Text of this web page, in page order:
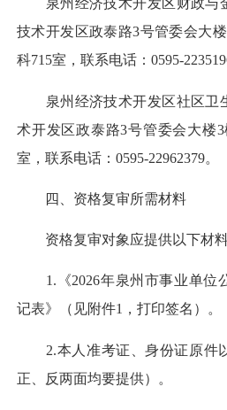
泉州经济技术开发区财政与
技术开发区政泰路3号管委会大
科715室，联系电话：0595-
泉州经济技术开发区社区卫
术开发区政泰路3号管委会大楼
室，联系电话：0595-22962379。
四、资格复审所需材料
资格复审对象应提供以下材料
1.《2026年泉州市事业单位
记表》（见附件1，打印签名）。
2.本人准考证、身份证原件
正、反两面均要提供）。